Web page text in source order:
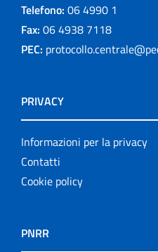
Telefono: 06 4990 1
Fax: 06 4938 7118
PEC:
PRIVACY
Informazioni per la privacy
Contatti
Cookie policy
PNRR